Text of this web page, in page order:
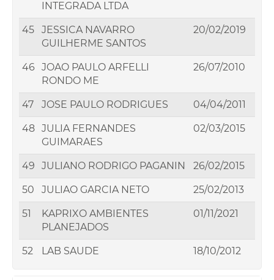
INTEGRADA LTDA
45
JESSICA NAVARRO
GUILHERME SANTOS
20/02/2019
46 JOAO PAULO ARFELLI
RONDO ME
26/07/2010
47 JOSE PAULO RODRIGUES 04/04/2011
48 JULIA FERNANDES
GUIMARAES
02/03/2015
49 JULIANO RODRIGO PAGANIN 26/02/2015
50 JULIAO GARCIA NETO 25/02/2013
51
KAPRIXO AMBIENTES
PLANEJADOS
01/11/2021
52 LAB SAUDE 18/10/2012